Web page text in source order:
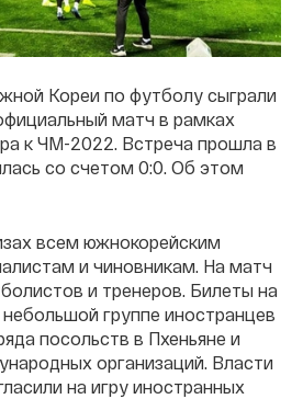
Кореи по футболу сыграли
матч в рамках
к ЧМ-2022. Встреча прошла в
со счетом 0:0. Об этом
всем южнокорейским
и чиновникам. На матч
и тренеров. Билеты на
группе иностранцев
посольств в Пхеньяне и
организаций. Власти
на игру иностранных